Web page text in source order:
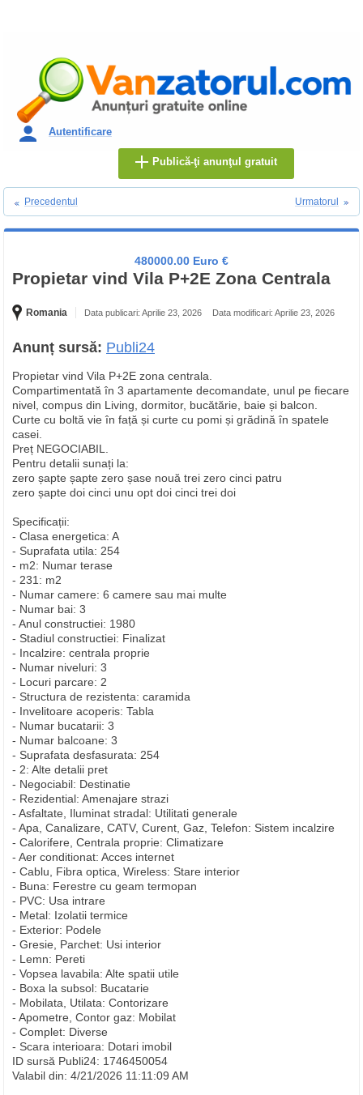
Autentificare
Publică-ţi anunţul gratuit
Precedentul Urmatorul
480000.00 Euro €
Propietar vind Vila P+2E Zona Centrala
Romania Data publicari: Aprilie 23, 2026 Data modificari: Aprilie 23, 2026
Anunț sursă: Publi24
Propietar vind Vila P+2E zona centrala.
Compartimentată în 3 apartamente decomandate, unul pe fiecare
nivel, compus din Living, dormitor, bucătărie, baie și balcon.
Curte cu boltă vie în față și curte cu pomi și grădină în spatele
casei.
Preț NEGOCIABIL.
Pentru detalii sunați la:
zero șapte șapte zero șase nouă trei zero cinci patru
zero șapte doi cinci unu opt doi cinci trei doi
Specificații:
- Clasa energetica: A
- Suprafata utila: 254
- m2: Numar terase
- 231: m2
- Numar camere: 6 camere sau mai multe
- Numar bai: 3
- Anul constructiei: 1980
- Stadiul constructiei: Finalizat
- Incalzire: centrala proprie
- Numar niveluri: 3
- Locuri parcare: 2
- Structura de rezistenta: caramida
- Invelitoare acoperis: Tabla
- Numar bucatarii: 3
- Numar balcoane: 3
- Suprafata desfasurata: 254
- 2: Alte detalii pret
- Negociabil: Destinatie
- Rezidential: Amenajare strazi
- Asfaltate, Iluminat stradal: Utilitati generale
- Apa, Canalizare, CATV, Curent, Gaz, Telefon: Sistem incalzire
- Calorifere, Centrala proprie: Climatizare
- Aer conditionat: Acces internet
- Cablu, Fibra optica, Wireless: Stare interior
- Buna: Ferestre cu geam termopan
- PVC: Usa intrare
- Metal: Izolatii termice
- Exterior: Podele
- Gresie, Parchet: Usi interior
- Lemn: Pereti
- Vopsea lavabila: Alte spatii utile
- Boxa la subsol: Bucatarie
- Mobilata, Utilata: Contorizare
- Apometre, Contor gaz: Mobilat
- Complet: Diverse
- Scara interioara: Dotari imobil
ID sursă Publi24: 1746450054
Valabil din: 4/21/2026 11:11:09 AM